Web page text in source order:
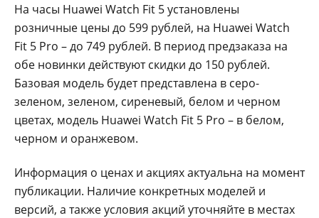
На часы Huawei Watch Fit 5 установлены
розничные цены до 599 рублей, на Huawei Watch
Fit 5 Pro – до 749 рублей. В период предзаказа на
обе новинки действуют скидки до 150 рублей.
Базовая модель будет представлена в серо-
зеленом, зеленом, сиреневый, белом и черном
цветах, модель Huawei Watch Fit 5 Pro – в белом,
черном и оранжевом.
Информация о ценах и акциях актуальна на момент
публикации. Наличие конкретных моделей и
версий, а также условия акций уточняйте в местах